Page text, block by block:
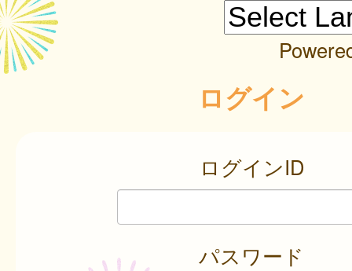
ログイン
ログインID
パスワード